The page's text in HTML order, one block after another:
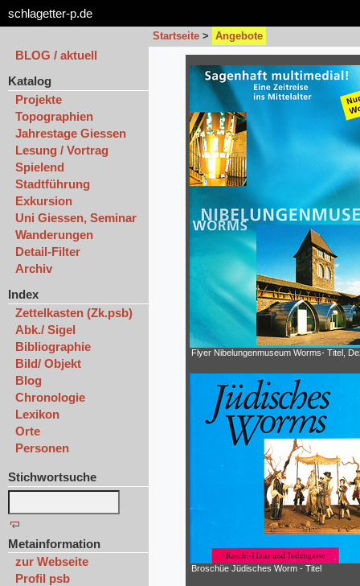
schlagetter-p.de
Startseite > Angebote
BLOG / aktuell
Katalog
Projekte
Topographien
Jahrestage Giessen
Lesung / Vortrag
Spielend
Stadtführung
Exkursion
Uni Giessen, Seminar
Wanderungen
Detail-Filter
Archiv
Index
Zettelkasten (Zk.psb)
Abk./ Sigel
Bibliographie
Bild/ Objekt
Blog
Chronologie
Lexikon
Orte
Personen
Stichwortsuche
Metainformation
zur Webseite
Profil psb
Flyer Nibelungenmuseum Worms- Titel,
Broschüe Jüdisches Worm - Titel